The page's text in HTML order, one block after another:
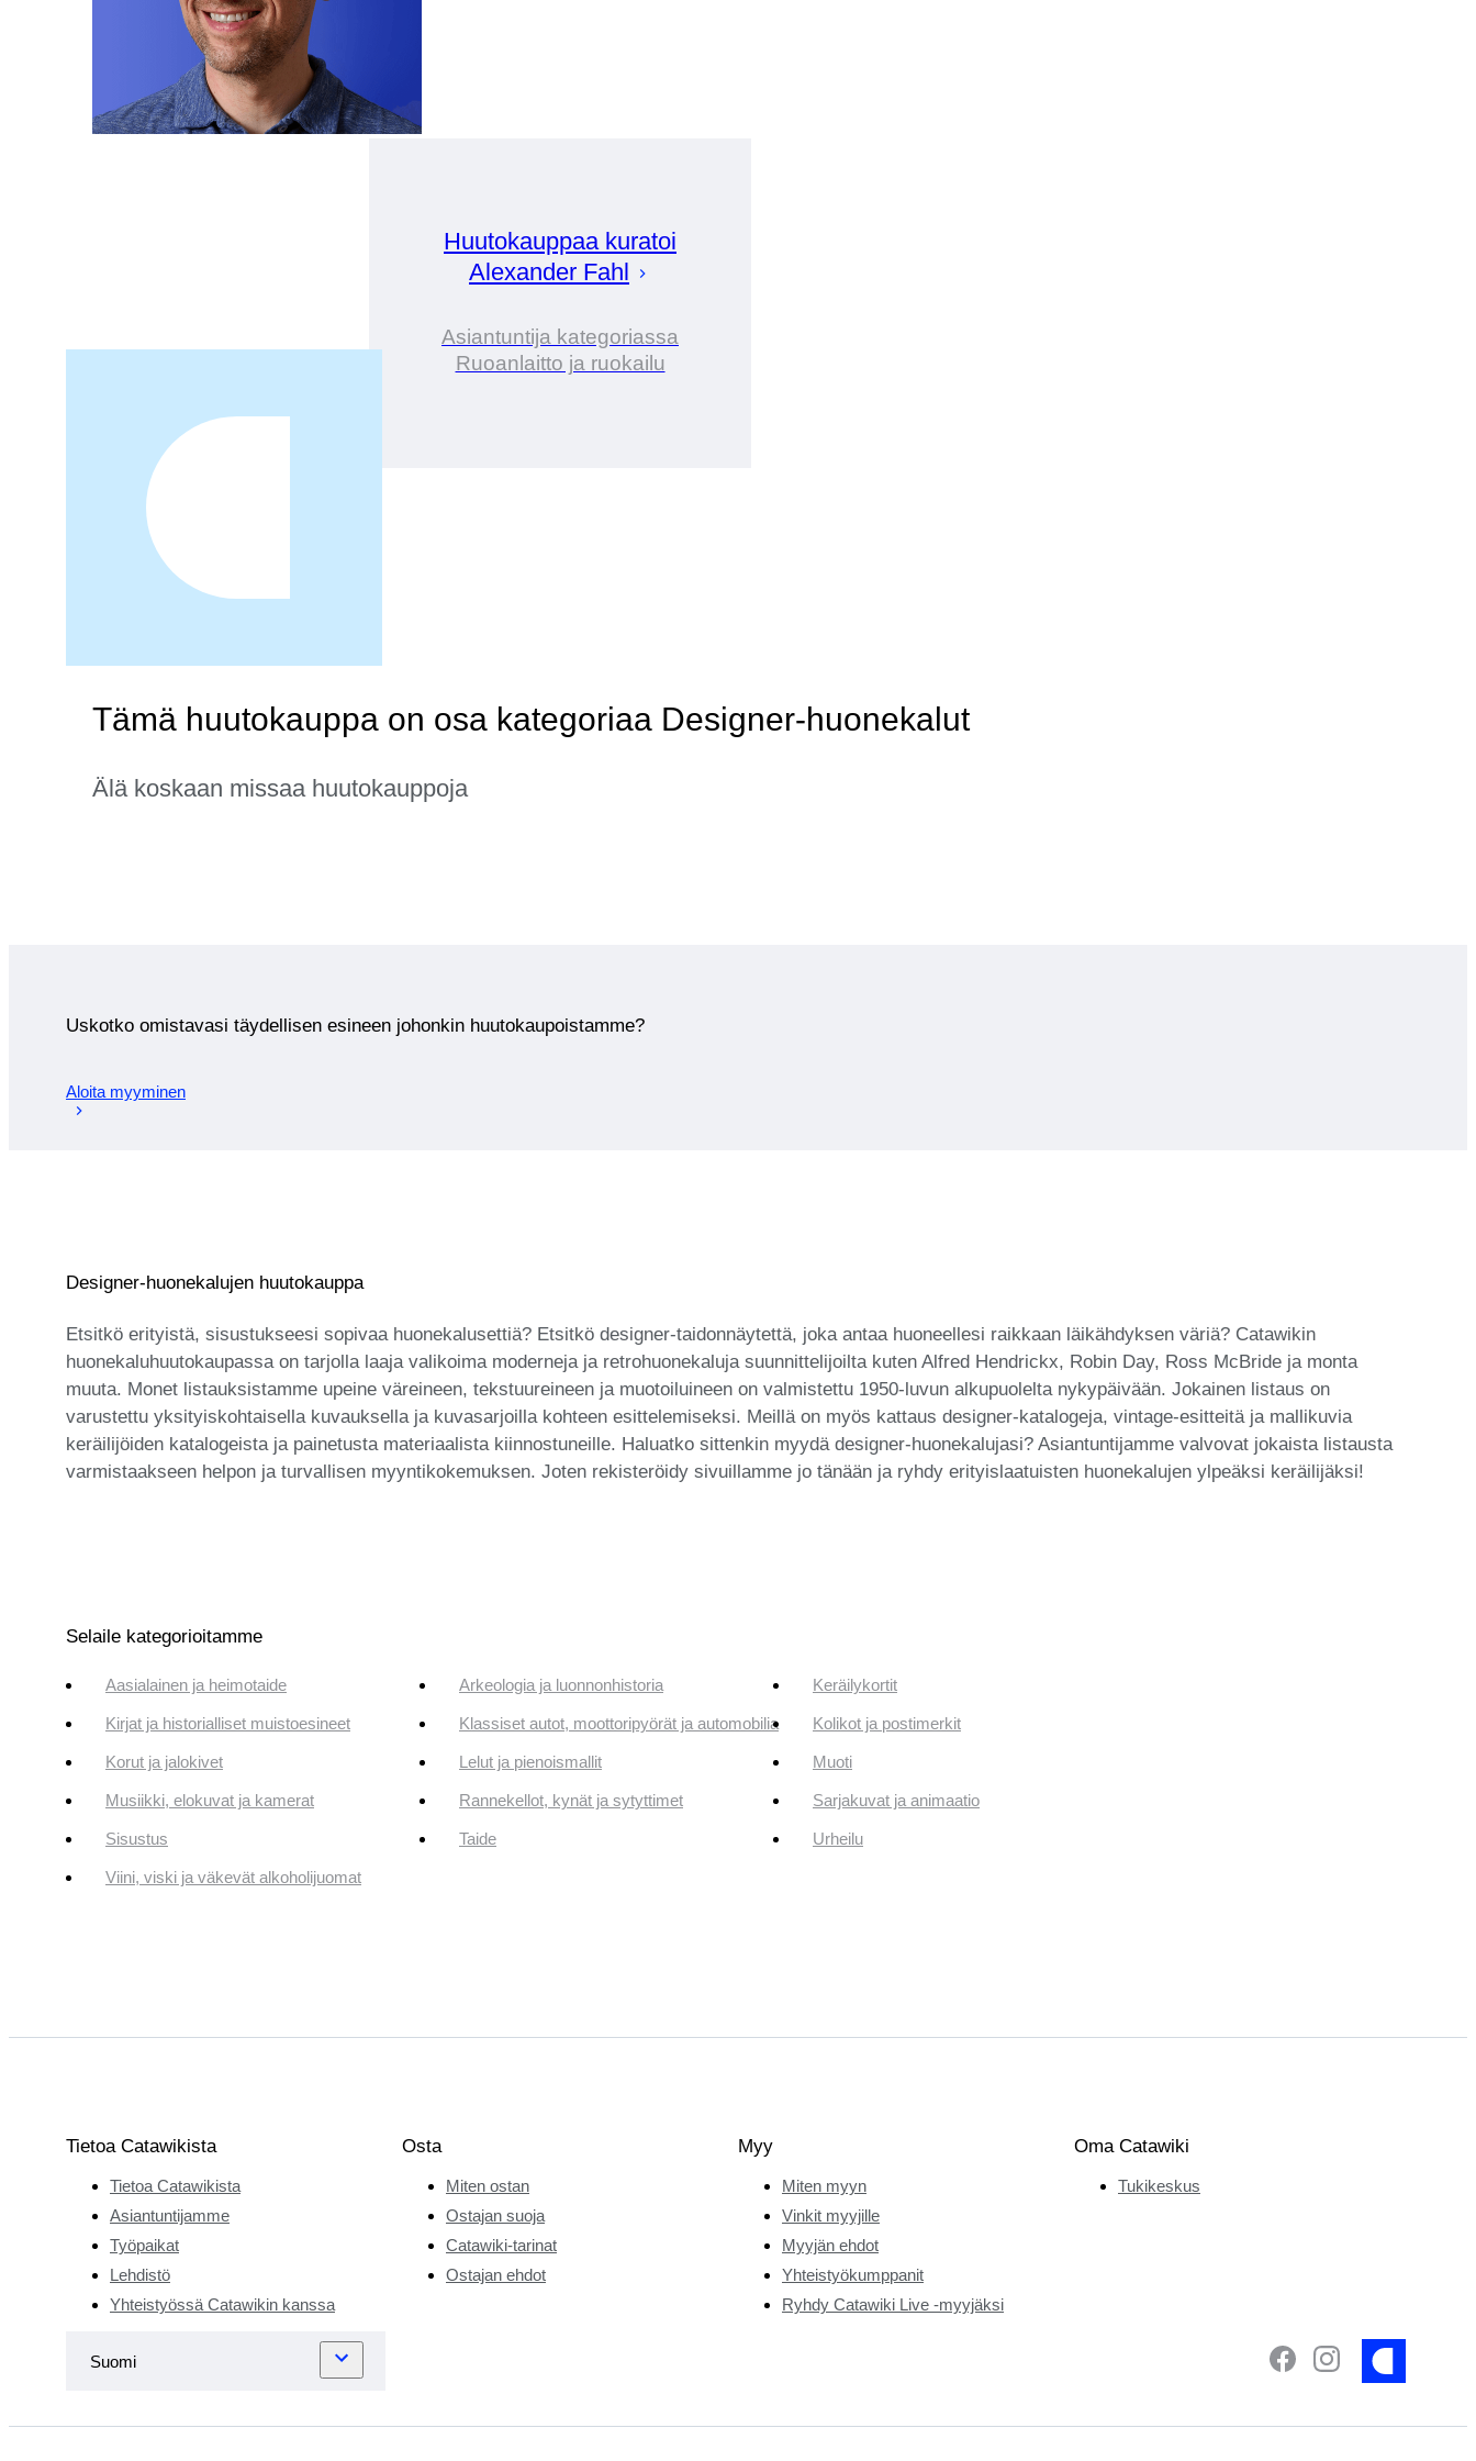
Huutokauppaa kuratoi
Alexander Fahl
Asiantuntija kategoriassa
Ruoanlaitto ja ruokailu
Tämä huutokauppa on osa kategoriaa Designer-huonekalut
Älä koskaan missaa huutokauppoja
Uskotko omistavasi täydellisen esineen johonkin huutokaupoistamme?
Aloita myyminen
Designer-huonekalujen huutokauppa
Etsitkö erityistä, sisustukseesi sopivaa huonekalusettiä? Etsitkö designer-taidonnäytettä, joka antaa huoneellesi raikkaan läikähdyksen väriä? Catawikin
huonekaluhuutokaupassa on tarjolla laaja valikoima moderneja ja retrohuonekaluja suunnittelijoilta kuten Alfred Hendrickx, Robin Day, Ross McBride ja monta
muuta. Monet listauksistamme upeine väreineen, tekstuureineen ja muotoiluineen on valmistettu 1950-luvun alkupuolelta nykypäivään. Jokainen listaus on
varustettu yksityiskohtaisella kuvauksella ja kuvasarjoilla kohteen esittelemiseksi. Meillä on myös kattaus designer-katalogeja, vintage-esitteitä ja mallikuvia
keräilijöiden katalogeista ja painetusta materiaalista kiinnostuneille. Haluatko sittenkin myydä designer-huonekalujasi? Asiantuntijamme valvovat jokaista listausta
varmistaakseen helpon ja turvallisen myyntikokemuksen. Joten rekisteröidy sivuillamme jo tänään ja ryhdy erityislaatuisten huonekalujen ylpeäksi keräilijäksi!
Selaile kategorioitamme
Aasialainen ja heimotaide Arkeologia ja luonnonhistoria Keräilykortit
Kirjat ja historialliset muistoesineet Klassiset autot, moottoripyörät ja automobilia Kolikot ja postimerkit
Korut ja jalokivet Lelut ja pienoismallit Muoti
Musiikki, elokuvat ja kamerat Rannekellot, kynät ja sytyttimet Sarjakuvat ja animaatio
Sisustus Taide Urheilu
Viini, viski ja väkevät alkoholijuomat
Tietoa Catawikista
Tietoa Catawikista
Asiantuntijamme
Työpaikat
Lehdistö
Yhteistyössä Catawikin kanssa
Osta
Miten ostan
Ostajan suoja
Catawiki-tarinat
Ostajan ehdot
Myy
Miten myyn
Vinkit myyjille
Myyjän ehdot
Yhteistyökumppanit
Ryhdy Catawiki Live -myyjäksi
Oma Catawiki
Tukikeskus